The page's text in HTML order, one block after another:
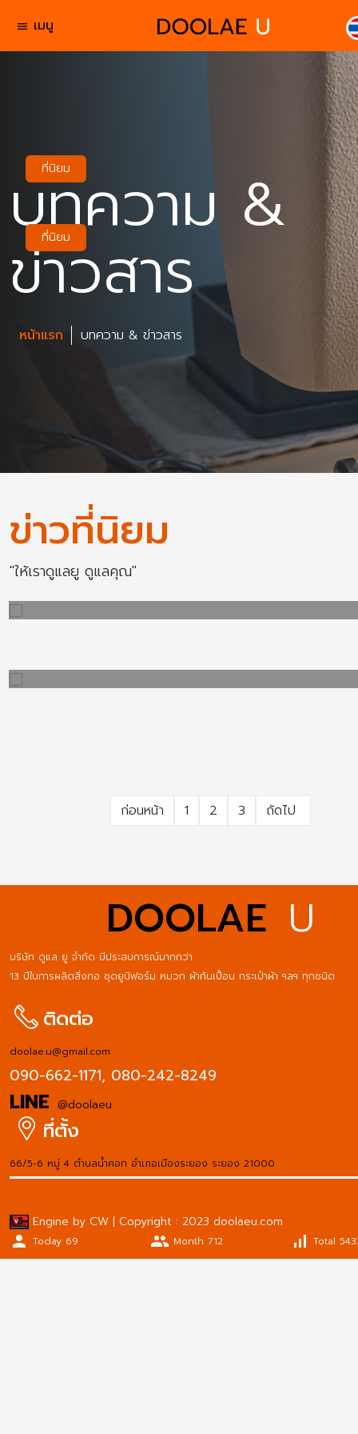
menu เมนู
บทความ &
ข่าวสาร
หน้าแรก บทความ & ข่าวสาร
ข่าวที่นิยม
"ให้เราดูแลยู ดูแลคุณ"
ที่นิยม
ที่นิยม
ก่อนหน้า 1 2 3 ถัดไป
DOOLAE U
บริษัท ดูแล ยู จำกัด มีประสบการณ์มากกว่า
13 ปีในการผลิตสิ่งทอ ชุดยูนิฟอร์ม หมวก ผ้ากันเปื้อน กระเป๋าผ้า ฯลฯ ทุกชนิด
ติดต่อ
doolae.u@gmail.com
090-662-1171, 080-242-8249
LINE @doolaeu
ที่ตั้ง
66/5-6 หมู่ 4 ตำบลน้ำคอก อำเภอเมืองระยอง ระยอง 21000
Engine by CW | Copyright : 2023 doolaeu.com
person Today 69 people Month 712 signal_cellular_alt Total